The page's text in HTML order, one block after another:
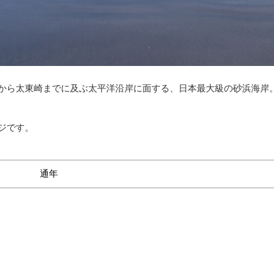
ら太東崎までに及ぶ太平洋沿岸に面する、日本最大級の砂浜海岸。
です。
通年